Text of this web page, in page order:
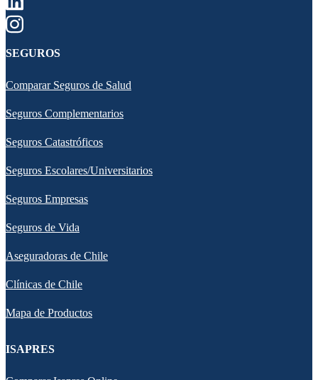
SEGUROS
Comparar Seguros de Salud
Seguros Complementarios
Seguros Catastróficos
Seguros Escolares/Universitarios
Seguros Empresas
Seguros de Vida
Aseguradoras de Chile
Clínicas de Chile
Mapa de Productos
ISAPRES